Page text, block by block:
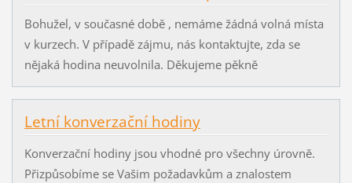
Bohužel, v současné době , nemáme žádná volná místa
v kurzech. V případě zájmu, nás kontaktujte, zda se
nějaká hodina neuvolnila. Děkujeme pěkně
Letní konverzační hodiny
Konverzační hodiny jsou vhodné pro všechny úrovně.
Přizpůsobíme se Vašim požadavkům a znalostem